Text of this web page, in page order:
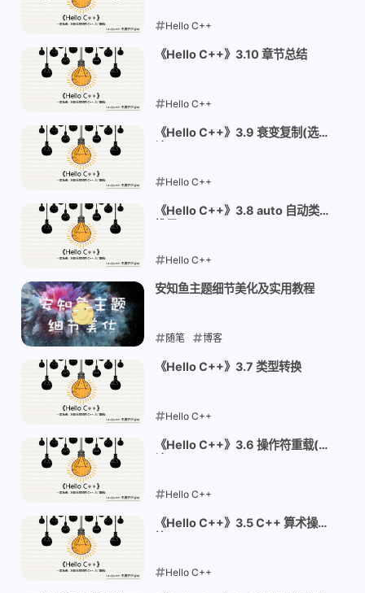
Hello C++
2025-11-23
《Hello C++》3.10 章节总结
Hello C++
2025-11-20
《Hello C++》3.9 衰变复制(选
Hello C++
2025-11-19
《Hello C++》3.8 auto 自动类型
Hello C++
2025-11-18
安知鱼主题细节美化及实用教程
随笔 博客
2025-11-18
《Hello C++》3.7 类型转换
Hello C++
2025-11-17
《Hello C++》3.6 操作符重载(选
Hello C++
2025-11-16
《Hello C++》3.5 C++ 算术操作
Hello C++